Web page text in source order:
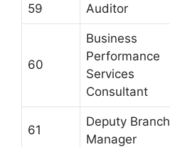
59 Auditor
60
Business
Performance
Services
Consultant
61
Deputy Branch
Manager